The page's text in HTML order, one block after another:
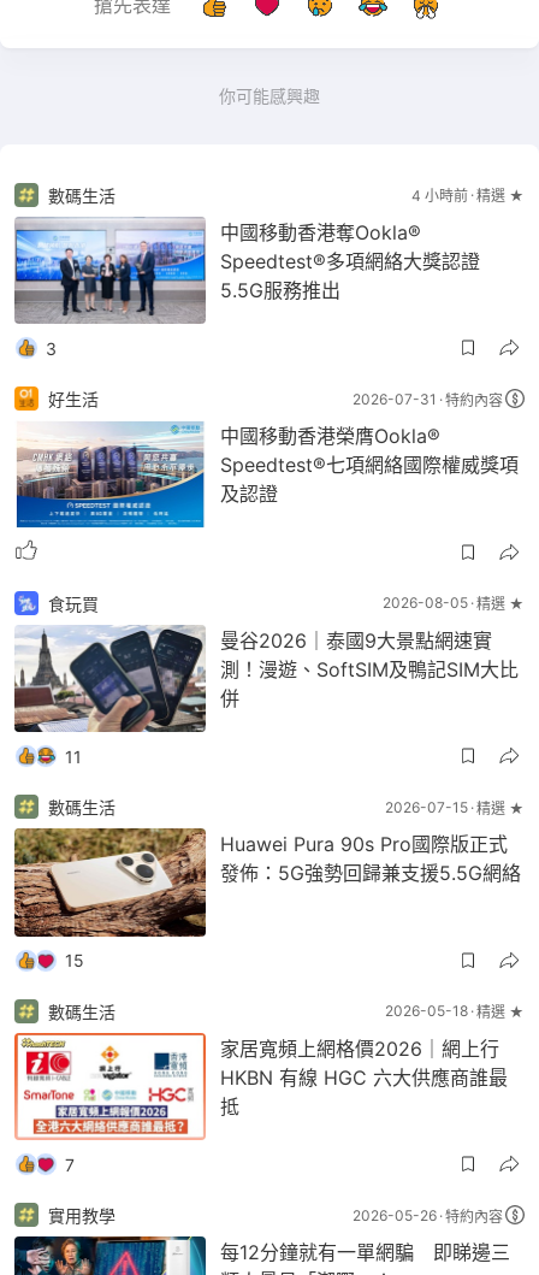
你可能感興趣
數碼生活 4 小時前 精選 ★
中國移動香港奪Ookla®
Speedtest®多項網絡大獎認證
5.5G服務推出
3
好生活 2026-07-31 特約內容
中國移動香港榮膺Ookla®
Speedtest®七項網絡國際權威獎項
及認證
食玩買 2026-08-05 精選 ★
曼谷2026｜泰國9大景點網速實
測！漫遊、SoftSIM及鴨記SIM大比
併
11
數碼生活 2026-07-15 精選 ★
Huawei Pura 90s Pro國際版正式
發佈：5G強勢回歸兼支援5.5G網絡
15
數碼生活 2026-05-18 精選 ★
家居寬頻上網格價2026｜網上行
HKBN 有線 HGC 六大供應商誰最
抵
7
實用教學 2026-05-26 特約內容
每12分鐘就有一單網騙 即睇邊三